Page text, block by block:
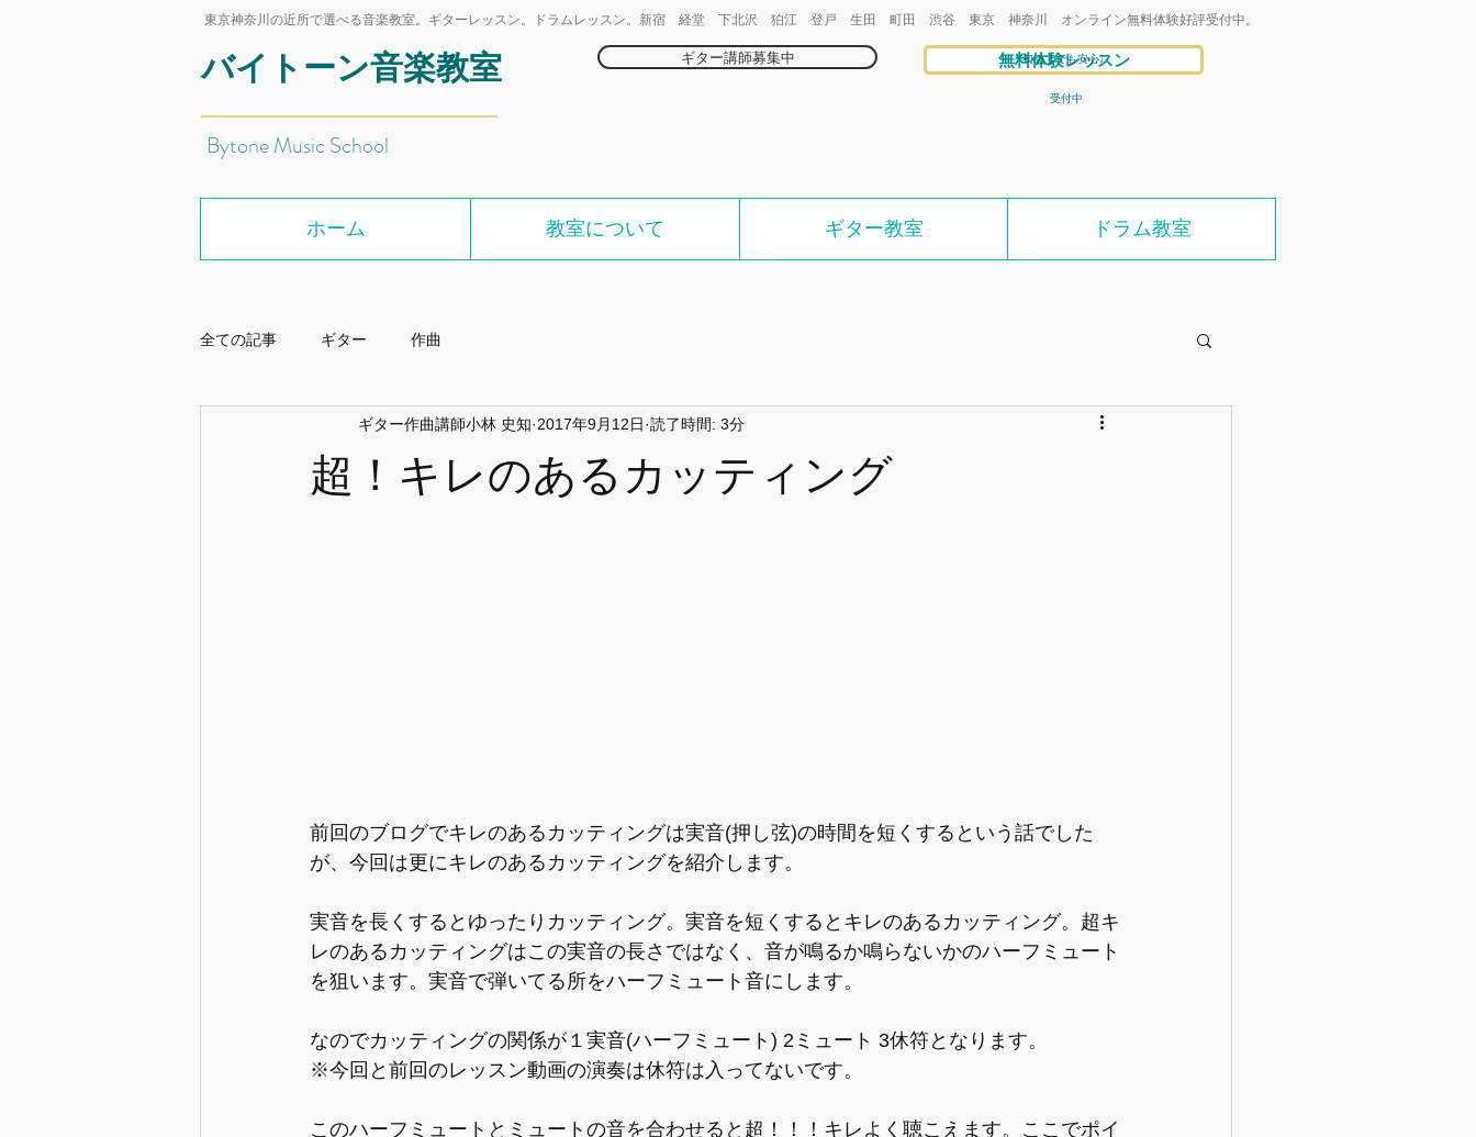
東京神奈川の近所で選べる音楽教室。ギターレッスン。ドラムレッスン。新宿 経堂 下北沢 狛江 登戸 生田 町田 渋谷 東京 神奈川 オンライン無料体験好評受付中。
バイトーン音楽教室 ギター講師募集中 無料体験レッスン
受付中
初めてでも安心♩
Bytone Music School
ホーム 教室について ギター教室 ドラム教室
全ての記事 ギター 作曲
超！キレのあるカッティング
ギター作曲講師小林 史知 2017年9月12日 読了時間: 3分
前回のブログでキレのあるカッティングは実音(押し弦)の時間を短くするという話でした
が、今回は更にキレのあるカッティングを紹介します。
実音を長くするとゆったりカッティング。実音を短くするとキレのあるカッティング。超キ
レのあるカッティングはこの実音の長さではなく、音が鳴るか鳴らないかのハーフミュート
を狙います。実音で弾いてる所をハーフミュート音にします。
なのでカッティングの関係が１実音(ハーフミュート) 2ミュート 3休符となります。
※今回と前回のレッスン動画の演奏は休符は入ってないです。
このハーフミュートとミュートの音を合わせると超！！！キレよく聴こえます。ここでポイ